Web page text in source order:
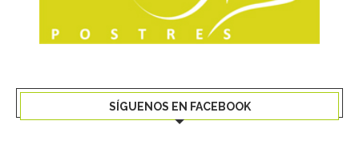
SÍGUENOS EN FACEBOOK